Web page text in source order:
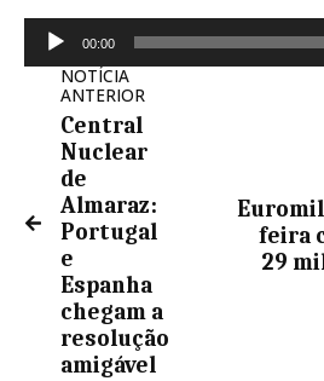
Reprodutor
de
áudio
00:00
NOTÍCIA
ANTERIOR
Central
Nuclear
de
Almaraz:
Portugal
e
Espanha
chegam a
resolução
amigável
feira
29